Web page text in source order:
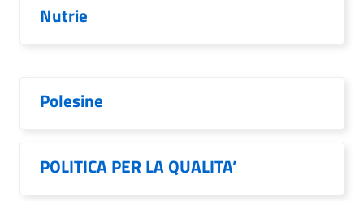
Nutrie
Polesine
POLITICA PER LA QUALITA’